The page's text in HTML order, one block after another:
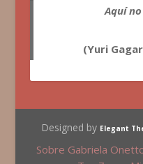
Aquí
(Yuri
Designed by Elegant
Sobre Gabriela